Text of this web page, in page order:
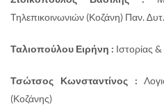
Τηλεπικοινωνιών (Κοζάνη) Παν.
Ταλιοπούλου Ειρήνη : Ιστορίας
Τσώτσος Κωνσταντίνος :
(Κοζάνης)